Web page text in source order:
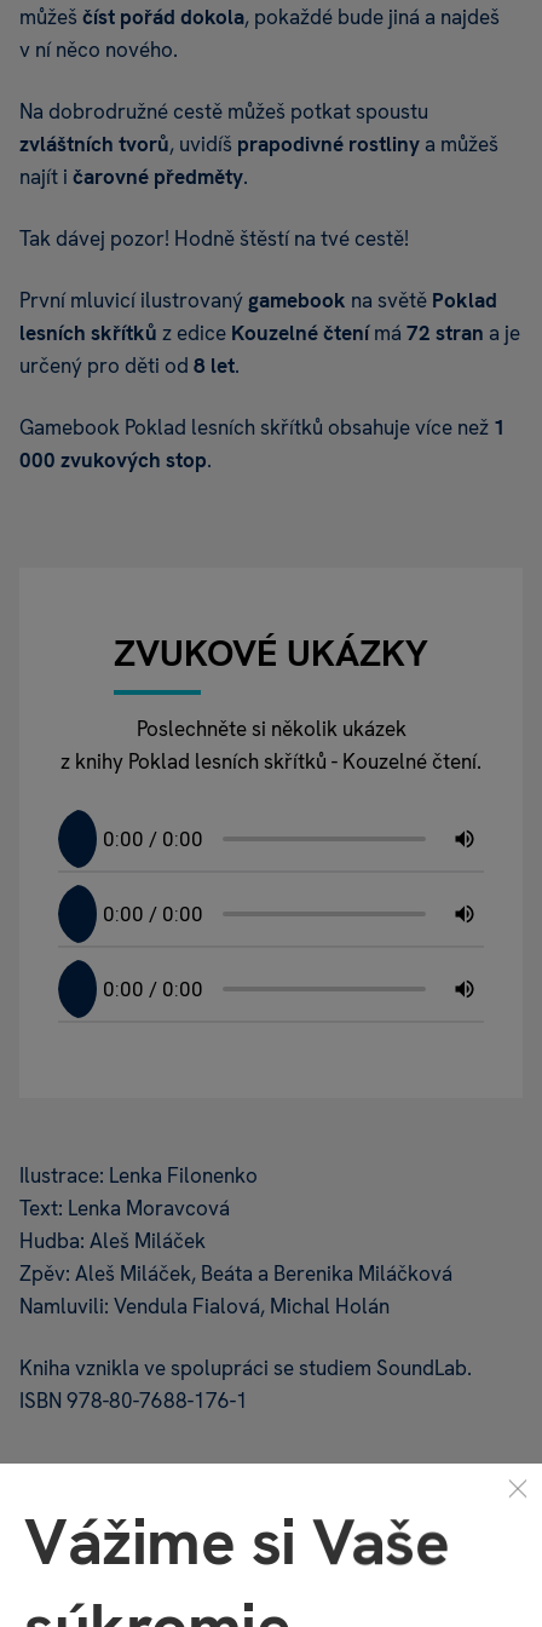
můžeš číst pořád dokola, pokaždé bude jiná a najdeš
v ní něco nového.
Na dobrodružné cestě můžeš potkat spoustu
zvláštních tvorů, uvidíš prapodivné rostliny a můžeš
najít i čarovné předměty.
Tak dávej pozor! Hodně štěstí na tvé cestě!
První mluvicí ilustrovaný gamebook na světě Poklad
lesních skřítků z edice Kouzelné čtenímá 72 stran a je
určený pro děti od 8 let.
Gamebook Poklad lesních skřítků obsahuje více než 1
000 zvukových stop.
ZVUKOVÉ UKÁZKY
Poslechněte si několik ukázek
z knihy Poklad lesních skřítků - Kouzelné čtení.
Ilustrace: Lenka Filonenko
Text: Lenka Moravcová
Hudba: Aleš Miláček
Zpěv: Aleš Miláček, Beáta a Berenika Miláčková
Namluvili: Vendula Fialová, Michal Holán
Kniha vznikla ve spolupráci se studiem SoundLab.
ISBN 978-80-7688-176-1
UPOZORNĚNÍ - NEFUNGUJE SAMOSTATNĚ BEZ
ALBI TUŽKY!
Interaktivní mluvící produkty (knihy, hry, puzzle,
Vážime si Vaše